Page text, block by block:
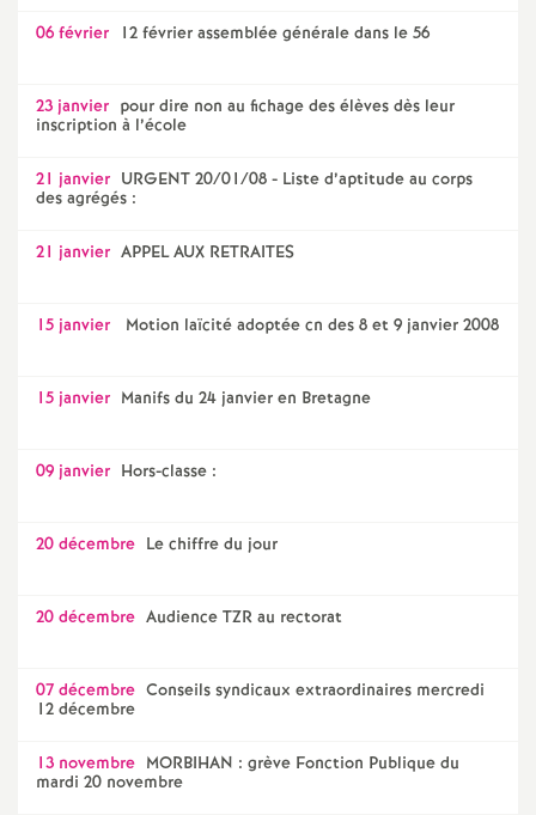
06 février 12 février assemblée générale dans le 56
23 janvier pour dire non au fichage des élèves dès leur
inscription à l’école
21 janvier URGENT 20/01/08 - Liste d’aptitude au corps
des agrégés :
21 janvier APPEL AUX RETRAITES
15 janvier Motion laïcité adoptée cn des 8 et 9 janvier 2008
15 janvier Manifs du 24 janvier en Bretagne
09 janvier Hors-classe :
20 décembre Le chiffre du jour
20 décembre Audience TZR au rectorat
07 décembre Conseils syndicaux extraordinaires mercredi
12 décembre
13 novembre MORBIHAN : grève Fonction Publique du
mardi 20 novembre